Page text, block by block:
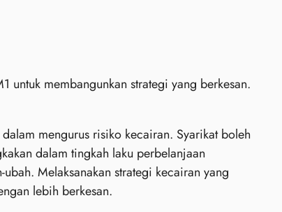
untuk membangunkan strategi yang berkesan.
mengurus risiko kecairan. Syarikat boleh
dalam tingkah laku perbelanjaan
Melaksanakan strategi kecairan yang
lebih berkesan.